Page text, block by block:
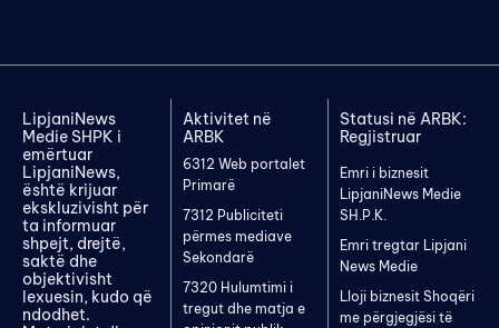
LipjaniNews
Medie SHPK i
emërtuar
LipjaniNews,
është krijuar
ekskluzivisht për
ta informuar
shpejt, drejtë,
saktë dhe
objektivisht
lexuesin, kudo që
ndodhet.
Aktivitet në
ARBK
6312 Web portalet
Primarë
7312 Publiciteti
përmes mediave
Sekondarë
7320 Hulumtimi i
tregut dhe matja e
Statusi në ARBK:
Regjistruar
Emri i biznesit
LipjaniNews Medie
SH.P.K.
Emri tregtar Lipjani
News Medie
Lloji biznesit Shoqëri
me përgjegjësi të